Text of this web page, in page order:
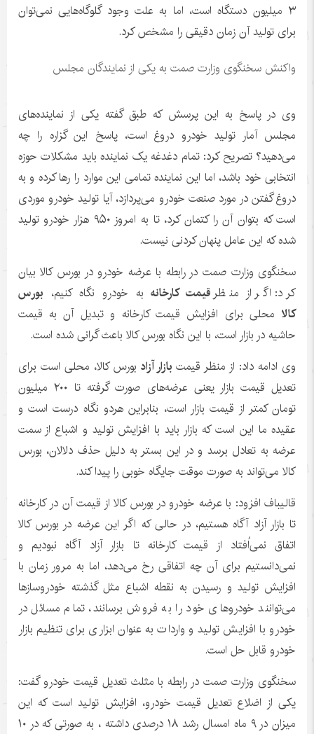
۳ میلیون دستگاه است، اما به علت وجود گلوگاه‌هایی نمی‌توان
برای تولید آن زمان دقیقی را مشخص کرد.
واکنش سخنگوی وزارت صمت به یکی از نمایندگان مجلس
وی در پاسخ به این پرسش که طبق گفته یکی از نماینده‌های
مجلس آمار تولید خودرو دروغ است، پاسخ این گزاره را چه
می‌دهید؟ تصریح کرد: تمام دغدغه یک نماینده باید مشکلات حوزه
انتخابی خود باشد، اما این نماینده تمامی این موارد را رها کرده و به
دروغ گفتن در مورد صنعت خودرو می‌پردازد، آیا تولید خودرو موردی
است که بتوان آن را کتمان کرد، تا به امروز ۹۵۰ هزار خودرو تولید
شده که این عامل پنهان کردنی نیست.
سخنگوی وزارت صمت در رابطه با عرضه خودرو در بورس کالا بیان
کرد: اگر از منظرقیمت کارخانه به خودرو نگاه کنیم، بورس
کالا محلی برای افزایش قیمت کارخانه و تبدیل آن به قیمت
حاشیه در بازار است، با این نگاه بورس کالا باعث گرانی شده است.
وی ادامه داد: از منظر قیمت بازار آزاد بورس کالا، محلی است برای
تعدیل قیمت بازار یعنی عرضه‌های صورت گرفته تا ۲۰۰ میلیون
تومان کمتر از قیمت بازار است، بنابراین هردو نگاه درست است و
عقیده ما این است که بازار باید با افزایش تولید و اشباع از سمت
عرضه به تعادل برسد و در این بستر به دلیل حذف دلالان، بورس
کالا می‌تواند به صورت موقت جایگاه خوبی را پیدا کند.
قالیباف افزود: با عرضه خودرو در بورس کالا از قیمت آن در کارخانه
تا بازار آزاد آگاه هستیم، در حالی که اگر این عرضه در بورس کالا
اتفاق نمی‌اُفتاد از قیمت کارخانه تا بازار آزاد آگاه نبودیم و
نمی‌دانستیم برای آن چه اتفاقی رخ می‌دهد، اما به مرور زمان با
افزایش تولید و رسیدن به نقطه اشباع مثل گذشته خودروساز‌ها
می‌توانند خودرو‌های خود را به فروش برسانند، تمام مسائل در
خودرو با افزایش تولید و واردات به عنوان ابزاری برای تنظیم بازار
خودرو قابل حل است.
سخنگوی وزارت صمت در رابطه با مثلث تعدیل قیمت خودرو گفت:
یکی از اضلاع تعدیل قیمت خودرو، افزایش تولید است که این
میزان در ۹ ماه امسال رشد ۱۸ درصدی داشته ، به صورتی که در ۱۰